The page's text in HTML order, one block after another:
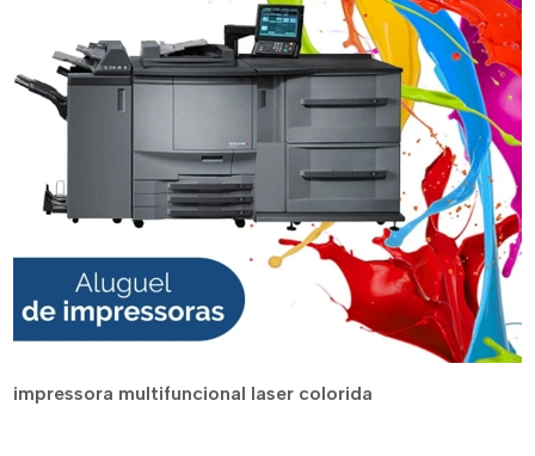
impressora multifuncional laser colorida